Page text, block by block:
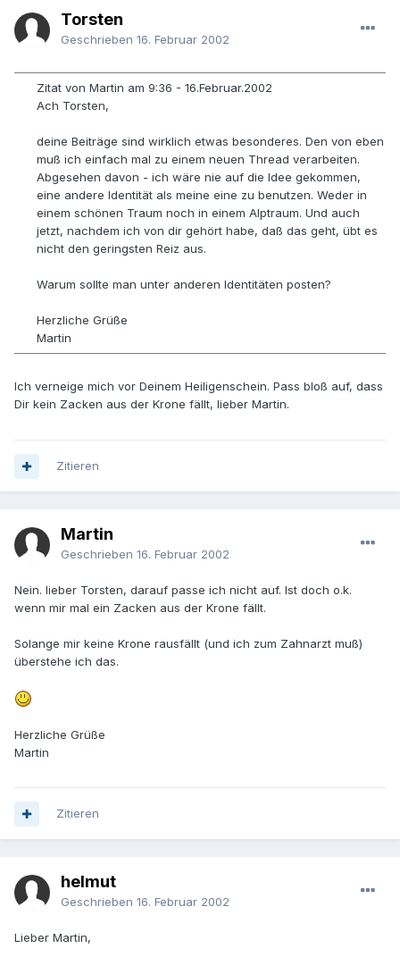
Torsten
Geschrieben 16. Februar 2002
Zitat von Martin am 9:36 - 16.Februar.2002
Ach Torsten,
deine Beiträge sind wirklich etwas besonderes. Den von eben
muß ich einfach mal zu einem neuen Thread verarbeiten.
Abgesehen davon - ich wäre nie auf die Idee gekommen,
eine andere Identität als meine eine zu benutzen. Weder in
einem schönen Traum noch in einem Alptraum. Und auch
jetzt, nachdem ich von dir gehört habe, daß das geht, übt es
nicht den geringsten Reiz aus.
Warum sollte man unter anderen Identitäten posten?
Herzliche Grüße
Martin
Ich verneige mich vor Deinem Heiligenschein. Pass bloß auf, dass
Dir kein Zacken aus der Krone fällt, lieber Martin.
Zitieren
Martin
Geschrieben 16. Februar 2002
Nein. lieber Torsten, darauf passe ich nicht auf. Ist doch o.k.
wenn mir mal ein Zacken aus der Krone fällt.
Solange mir keine Krone rausfällt (und ich zum Zahnarzt muß)
überstehe ich das.
Herzliche Grüße
Martin
Zitieren
helmut
Geschrieben 16. Februar 2002
Lieber Martin,